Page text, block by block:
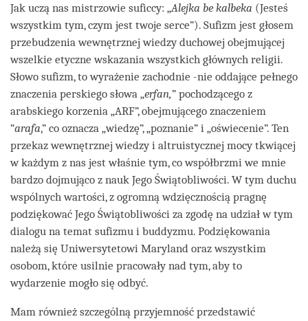
Jak uczą nas mistrzowie suficcy: „Alejka be kalbeka (Jesteś
wszystkim tym, czym jest twoje serce”). Sufizm jest głosem
przebudzenia wewnętrznej wiedzy duchowej obejmującej
wszelkie etyczne wskazania wszystkich głównych religii.
Słowo sufizm, to wyrażenie zachodnie -nie oddające pełnego
znaczenia perskiego słowa „erfan,” pochodzącego z
arabskiego korzenia „ARF”, obejmującego znaczeniem
“arafa,” co oznacza „wiedzę”, „poznanie” i „oświecenie”. Ten
przekaz wewnętrznej wiedzy i altruistycznej mocy tkwiącej
w każdym z nas jest właśnie tym, co współbrzmi we mnie
bardzo dojmująco z nauk Jego Świątobliwości. W tym duchu
wspólnych wartości, z ogromną wdzięcznością pragnę
podziękować Jego Świątobliwości za zgodę na udział w tym
dialogu na temat sufizmu i buddyzmu. Podziękowania
należą się Uniwersytetowi Maryland oraz wszystkim
osobom, które usilnie pracowały nad tym, aby to
wydarzenie mogło się odbyć.
Mam również szczególną przyjemność przedstawić